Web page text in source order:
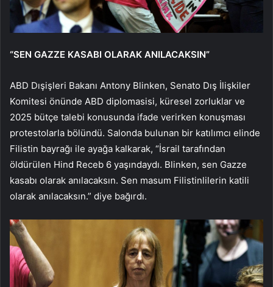
“SEN GAZZE KASABI OLARAK ANILACAKSIN”
ABD Dışişleri Bakanı Antony Blinken, Senato Dış İlişkiler
Komitesi önünde ABD diplomasisi, küresel zorluklar ve
2025 bütçe talebi konusunda ifade verirken konuşması
protestolarla bölündü. Salonda bulunan bir katılımcı elinde
Filistin bayrağı ile ayağa kalkarak, “İsrail tarafından
öldürülen Hind Receb 6 yaşındaydı. Blinken, sen Gazze
kasabı olarak anılacaksın. Sen masum Filistinlilerin katili
olarak anılacaksın.” diye bağırdı.